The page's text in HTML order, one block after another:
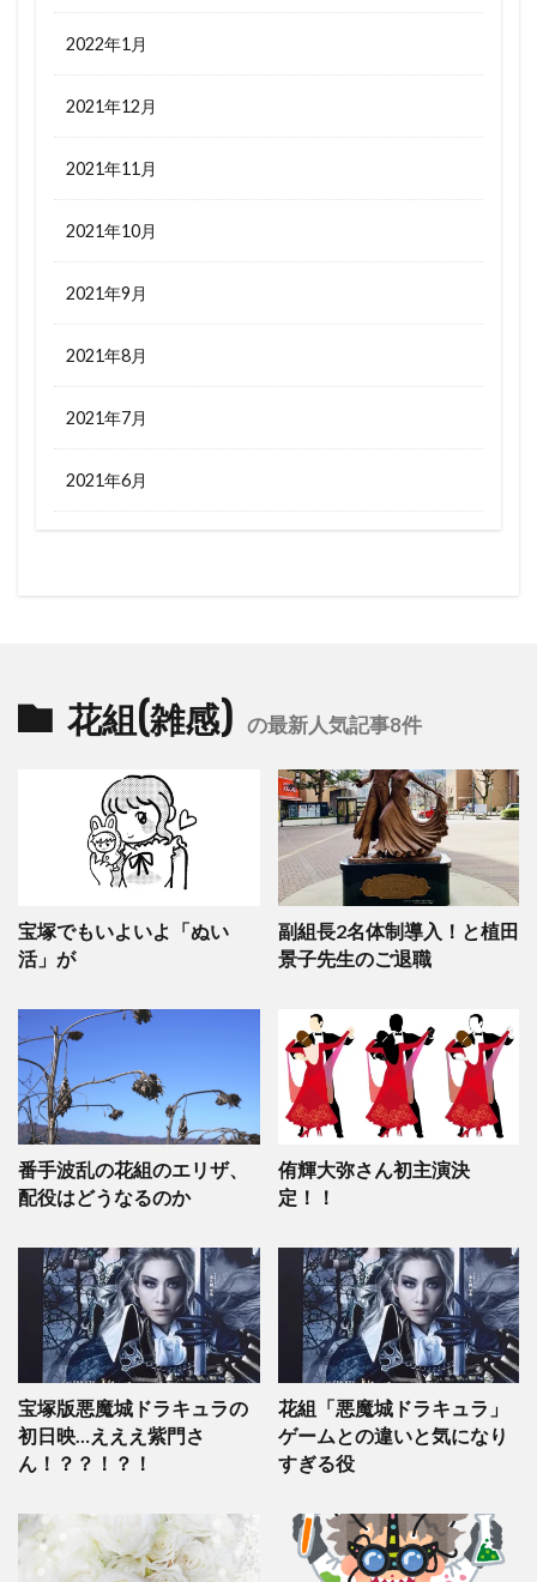
2022年1月
2021年12月
2021年11月
2021年10月
2021年9月
2021年8月
2021年7月
2021年6月
花組(雑感) の最新人気記事8件
宝塚でもいよいよ「ぬい
活」が
副組長2名体制導入！と植田
景子先生のご退職
番手波乱の花組のエリザ、
配役はどうなるのか
侑輝大弥さん初主演決
定！！
宝塚版悪魔城ドラキュラの
初日映…えええ紫門さ
ん！？？！？！
花組「悪魔城ドラキュラ」
ゲームとの違いと気になり
すぎる役